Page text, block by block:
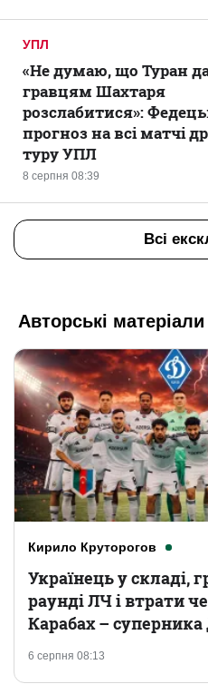
УПЛ
8 серпня 08:39
«Не думаю, що Туран
гравцям Шахтаря
розслабитися»:
прогноз на всі матчі
туру УПЛ
Всі
Авторські матеріали
Кирило Круторогов
6 серпня 08:13
Українець у складі,
раунді ЛЧ і втрати
Карабах –